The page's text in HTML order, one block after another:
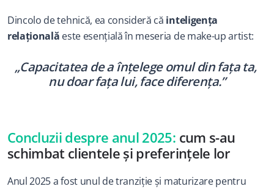
Dincolo de tehnică, ea consideră că inteligența
relațională este esențială în meseria de make-up artist:
„Capacitatea de a înțelege omul din fața ta,
nu doar fața lui, face diferența.”
Concluzii despre anul 2025: cum s-au
schimbat clientele și preferințele lor
Anul 2025 a fost unul de tranziție și maturizare pentru